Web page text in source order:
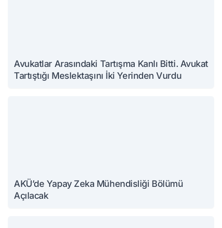
Avukatlar Arasındaki Tartışma Kanlı Bitti. Avukat
Tartıştığı Meslektaşını İki Yerinden Vurdu
AKÜ’de Yapay Zeka Mühendisliği Bölümü
Açılacak